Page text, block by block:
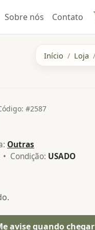
Sobre nós Contato
Início Loja
#2587
Outras
• Condição: USADO
avise quando chegar